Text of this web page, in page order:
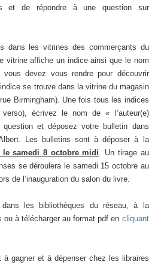
et de répondre à une question sur
dans les vitrines des commerçants du
vitrine affiche un indice ainsi que le nom
devez vous rendre pour découvrir
se trouve dans la vitrine du magasin
Birmingham). Une fois tous les indices
écrivez le nom de « l’auteur(e)
et déposez votre bulletin dans
Les bulletins sont à déposer à la
le samedi 8 octobre midi. Un tirage au
se déroulera le samedi 15 octobre au
de l’inauguration du salon du livre.
les bibliothèques du réseau, à la
à télécharger au format pdf en cliquant
à gagner et à dépenser chez les libraires